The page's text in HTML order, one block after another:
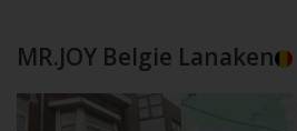
MR.JOY Belgie Lanaken